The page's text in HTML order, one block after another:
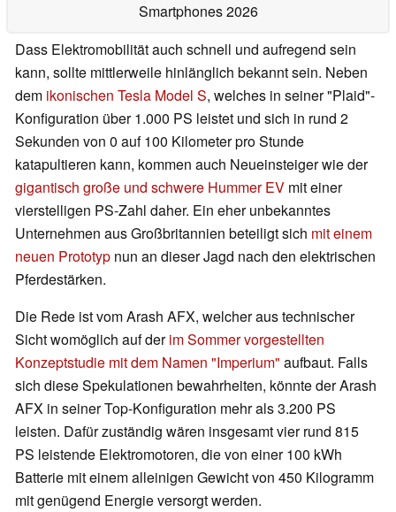
Smartphones 2026
Dass Elektromobilität auch schnell und aufregend sein
kann, sollte mittlerweile hinlänglich bekannt sein. Neben
dem ikonischen Tesla Model S, welches in seiner "Plaid"-
Konfiguration über 1.000 PS leistet und sich in rund 2
Sekunden von 0 auf 100 Kilometer pro Stunde
katapultieren kann, kommen auch Neueinsteiger wie der
gigantisch große und schwere Hummer EV mit einer
vierstelligen PS-Zahl daher. Ein eher unbekanntes
Unternehmen aus Großbritannien beteiligt sich mit einem
neuen Prototyp nun an dieser Jagd nach den elektrischen
Pferdestärken.
Die Rede ist vom Arash AFX, welcher aus technischer
Sicht womöglich auf derim Sommer vorgestellten
Konzeptstudie mit dem Namen "Imperium" aufbaut. Falls
sich diese Spekulationen bewahrheiten, könnte der Arash
AFX in seiner Top-Konfiguration mehr als 3.200 PS
leisten. Dafür zuständig wären insgesamt vier rund 815
PS leistende Elektromotoren, die von einer 100 kWh
Batterie mit einem alleinigen Gewicht von 450 Kilogramm
mit genügend Energie versorgt werden.